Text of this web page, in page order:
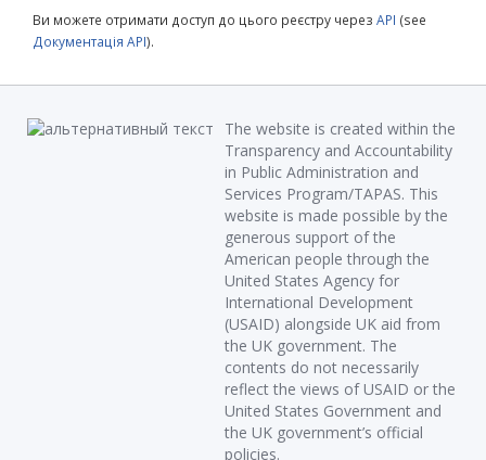
Ви можете отримати доступ до цього реєстру через API (see
Документація API).
The website is created within the
Transparency and Accountability
in Public Administration and
Services Program/TAPAS. This
website is made possible by the
generous support of the
American people through the
United States Agency for
International Development
(USAID) alongside UK aid from
the UK government. The
contents do not necessarily
reflect the views of USAID or the
United States Government and
the UK government’s official
policies.